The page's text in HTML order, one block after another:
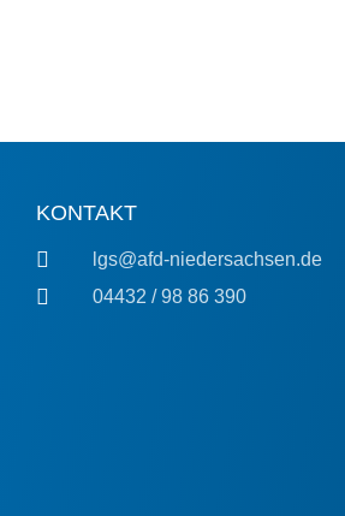
KONTAKT
lgs@afd-niedersachsen.de
04432 / 98 86 390